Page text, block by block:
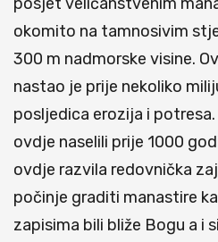
okomito na tamnosivim
300 m nadmorske visine.
nastao je prije nekoliko
posljedica erozija i
ovdje naselili prije 1000
ovdje razvila redovnička
počinje graditi manastire
zapisima bili bliže Bogu a i